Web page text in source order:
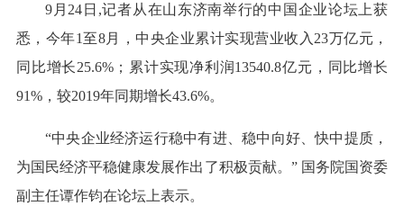
9月24日,记者从在山东济南举行的中国企业论坛上获
悉，今年1至8月，中央企业累计实现营业收入23万亿元，
同比增长25.6%；累计实现净利润13540.8亿元，同比增长
91%，较2019年同期增长43.6%。
“中央企业经济运行稳中有进、稳中向好、快中提质，
为国民经济平稳健康发展作出了积极贡献。” 国务院国资委
副主任谭作钧在论坛上表示。